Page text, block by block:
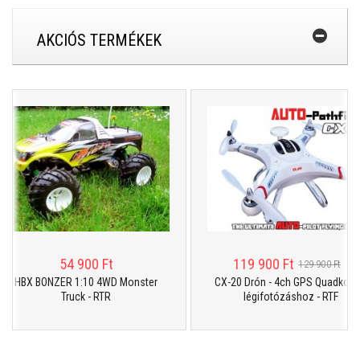
AKCIÓS TERMÉKEK
54 900 Ft
HBX BONZER 1:10 4WD Monster
Truck - RTR
119 900 Ft 129 900 Ft
CX-20 Drón - 4ch GPS Quadkopter
légifotózáshoz - RTF